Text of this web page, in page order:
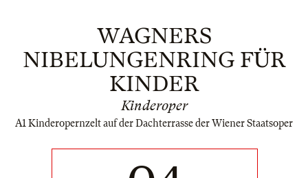
WAGNERS
NIBELUNGENRING FÜR
KINDER
Kinderoper
A1 Kinderopernzelt auf der Dachterrasse der Wiener Staatsoper